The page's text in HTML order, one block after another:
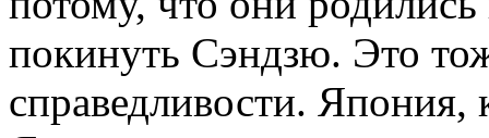
покинуть Сэндзю. Это
справедливости. Япония,